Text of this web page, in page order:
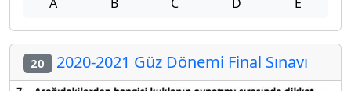
20 2020-2021 Güz Dönemi Final Sınavı